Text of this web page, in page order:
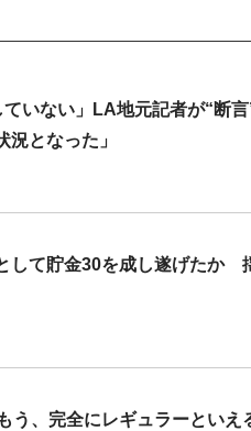
ていない」LA地元記者が“
況となった」
して貯金30を成し遂げたか
う、完全にレギュラーといえ